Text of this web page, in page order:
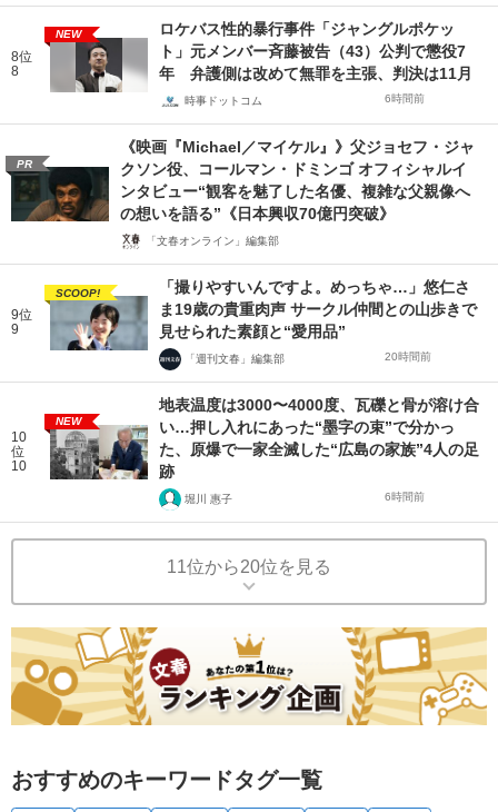
8位
8
NEW
ロケバス性的暴行事件「ジャングルポケッ
ト」元メンバー斉藤被告（43）公判で懲役7
年 弁護側は改めて無罪を主張、判決は11月
時事ドットコム 6時間前
PR
《映画『Michael／マイケル』》父ジョセフ・ジャ
クソン役、コールマン・ドミンゴ オフィシャルイ
ンタビュー“観客を魅了した名優、複雑な父親像へ
の想いを語る”《日本興収70億円突破》
「文春オンライン」編集部
9位
9
SCOOP!
「撮りやすいんですよ。めっちゃ…」悠仁さ
ま19歳の貴重肉声 サークル仲間との山歩きで
見せられた素顔と“愛用品”
「週刊文春」編集部 20時間前
10
位
10
NEW
地表温度は3000〜4000度、瓦礫と骨が溶け合
い…押し入れにあった“墨字の束”で分かっ
た、原爆で一家全滅した“広島の家族”4人の足
跡
堀川 惠子 6時間前
11位から20位を見る
おすすめのキーワードタグ一覧